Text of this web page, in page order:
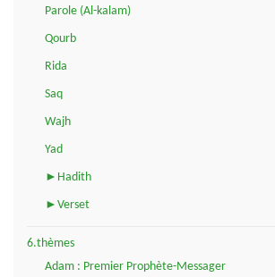
Parole (Al-kalam)
Qourb
Rida
Saq
Wajh
Yad
►Hadith
►Verset
6.thèmes
Adam : Premier Prophète-Messager